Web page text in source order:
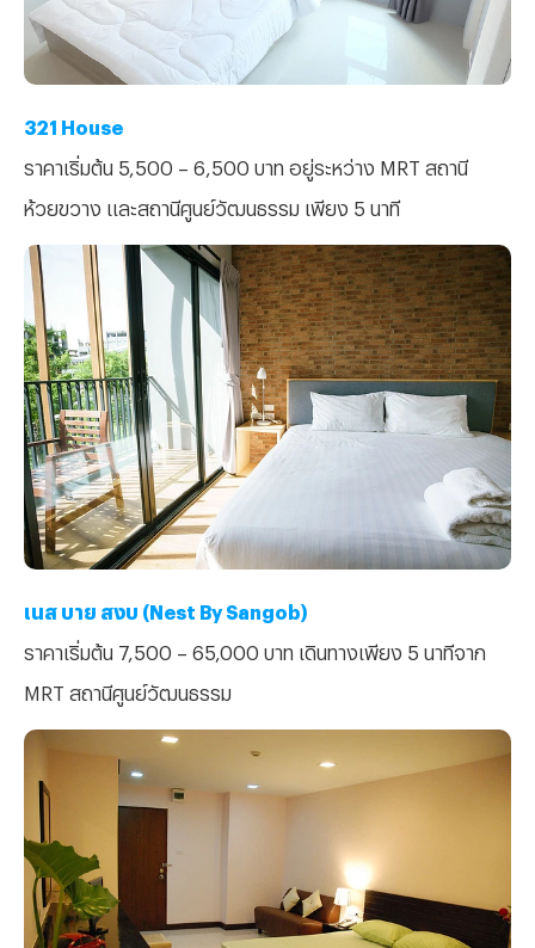
321 House
ราคาเริ่มต้น 5,500 – 6,500 บาท อยู่ระหว่าง MRT สถานี
ห้วยขวาง และสถานีศูนย์วัฒนธรรม เพียง 5 นาที
เนส บาย สงบ (Nest By Sangob)
ราคาเริ่มต้น 7,500 – 65,000 บาท เดินทางเพียง 5 นาทีจาก
MRT สถานีศูนย์วัฒนธรรม